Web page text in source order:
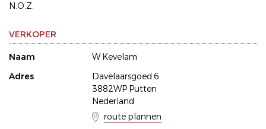
N.O.Z.
VERKOPER
Naam
W Kevelam
Adres
Davelaarsgoed 6
3882WP Putten
Nederland
route plannen